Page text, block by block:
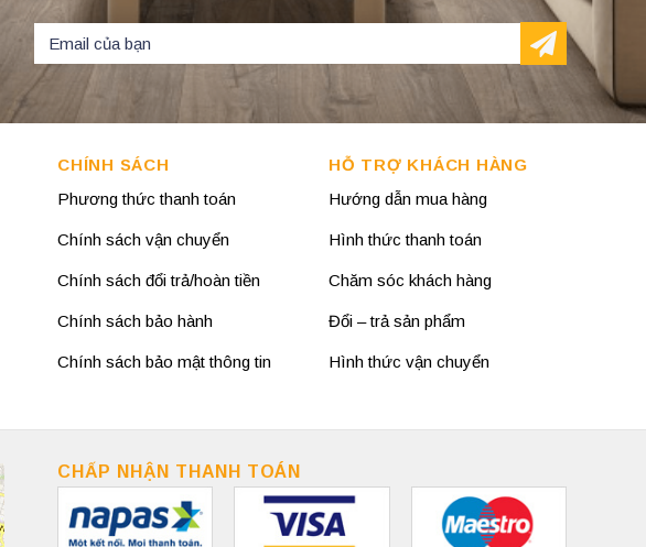
CHÍNH SÁCH
Phương thức thanh toán
Chính sách vận chuyển
Chính sách đổi trả/hoàn tiền
Chính sách bảo hành
Chính sách bảo mật thông tin
HỖ TRỢ KHÁCH HÀNG
Hướng dẫn mua hàng
Hình thức thanh toán
Chăm sóc khách hàng
Đổi – trả sản phẩm
Hình thức vận chuyển
CHẤP NHẬN THANH TOÁN